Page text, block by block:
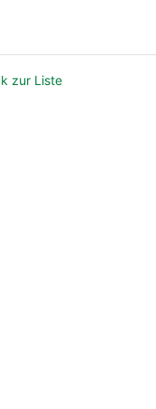
zur Liste